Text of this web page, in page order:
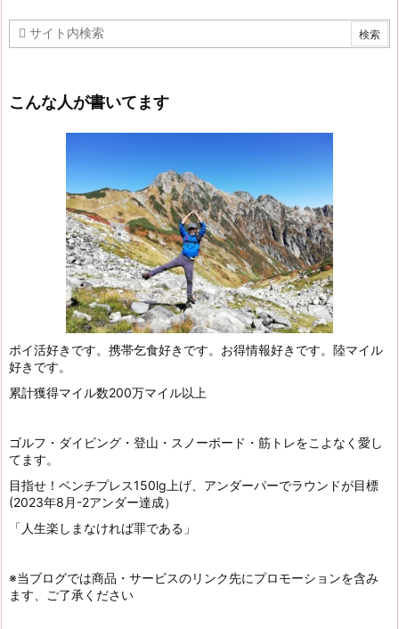
こんな人が書いてます
ポイ活好きです。携帯乞食好きです。お得情報好きです。陸マイル
好きです。
累計獲得マイル数200万マイル以上
ゴルフ・ダイビング・登山・スノーボード・筋トレをこよなく愛し
てます。
目指せ！ベンチプレス150lg上げ、アンダーパーでラウンドが目標
(2023年8月-2アンダー達成）
「人生楽しまなければ罪である」
※当ブログでは商品・サービスのリンク先にプロモーションを含み
ます、ご了承ください